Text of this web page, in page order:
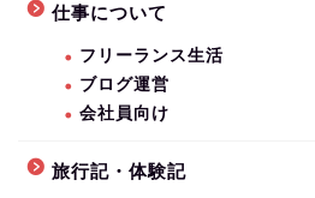
仕事について
フリーランス生活
ブログ運営
会社員向け
旅行記・体験記